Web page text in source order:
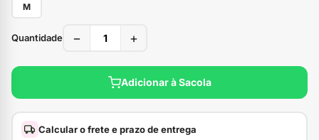
M
Quantidade − +
Adicionar à Sacola
Calcular o frete e prazo de entrega